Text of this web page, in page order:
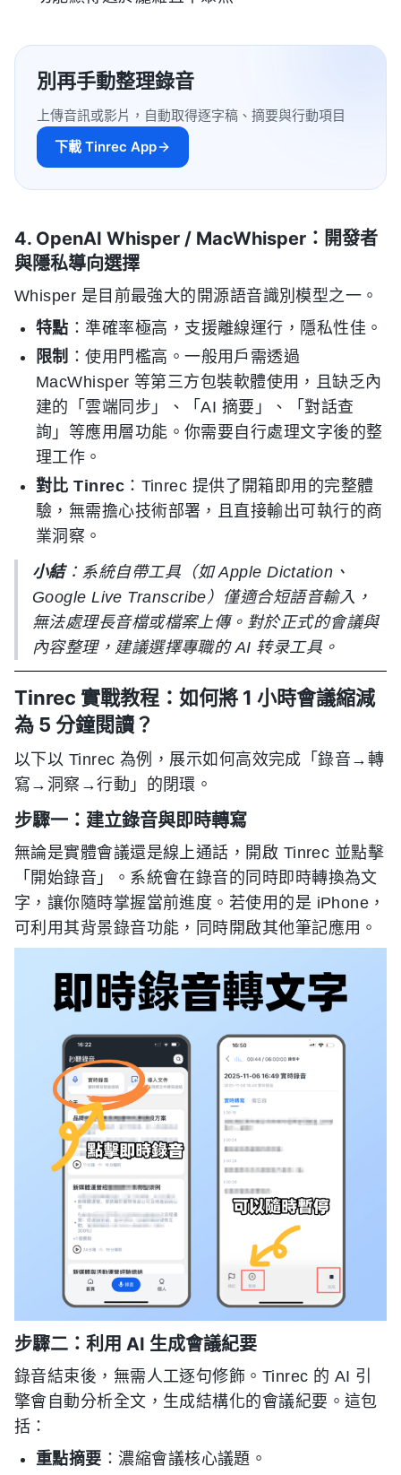
別再手動整理錄音
上傳音訊或影片，自動取得逐字稿、摘要與行動項目
下載 Tinrec App
4. OpenAI Whisper / MacWhisper：開發者
與隱私導向選擇
Whisper 是目前最強大的開源語音識別模型之一。
特點 ：準確率極高，支援離線運行，隱私性佳。
限制 ：使用門檻高。一般用戶需透過
MacWhisper 等第三方包裝軟體使用，且缺乏內
建的「雲端同步」、「AI 摘要」、「對話查
詢」等應用層功能。你需要自行處理文字後的整
理工作。
對比 Tinrec ：Tinrec 提供了開箱即用的完整體
驗，無需擔心技術部署，且直接輸出可執行的商
業洞察。
小結：系統自帶工具（如 Apple Dictation、
Google Live Transcribe）僅適合短語音輸入，
無法處理長音檔或檔案上傳。對於正式的會議與
內容整理，建議選擇專職的 AI 转录工具。
Tinrec 實戰教程：如何將 1 小時會議縮減
為 5 分鐘閱讀？
以下以 Tinrec 為例，展示如何高效完成「錄音→轉
寫→洞察→行動」的閉環。
步驟一：建立錄音與即時轉寫
無論是實體會議還是線上通話，開啟 Tinrec 並點擊
「開始錄音」。系統會在錄音的同時即時轉換為文
字，讓你隨時掌握當前進度。若使用的是 iPhone，
可利用其背景錄音功能，同時開啟其他筆記應用。
步驟二：利用 AI 生成會議紀要
錄音結束後，無需人工逐句修飾。Tinrec 的 AI 引
擎會自動分析全文，生成結構化的會議紀要。這包
括：
重點摘要 ：濃縮會議核心議題。